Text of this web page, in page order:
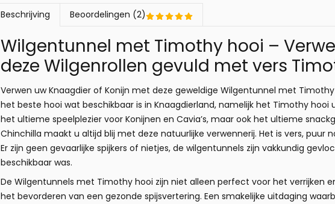
Beschrijving Beoordelingen (2)
Wilgentunnel met Timothy hooi –
deze Wilgenrollen gevuld met vers
Verwen uw Knaagdier of Konijn met deze geweldige Wilgentunnel met
het beste hooi wat beschikbaar is in Knaagdierland, namelijk het Timothy hooi
het ultieme speelplezier voor Konijnen en Cavia’s, maar ook het ultieme
Chinchilla maakt u altijd blij met deze natuurlijke verwennerij. Het is vers, puur
Er zijn geen gevaarlijke spijkers of nietjes, de wilgentunnels zijn vakkundig
beschikbaar was.
De Wilgentunnels met Timothy hooi zijn niet alleen perfect voor het verrijken
het bevorderen van een gezonde spijsvertering. Een smakelijke uitdaging